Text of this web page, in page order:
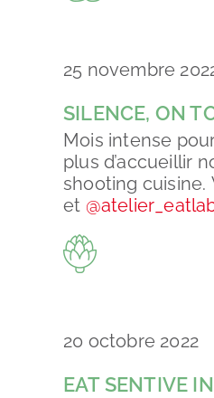
25 novembre
SILENCE, ON
Mois intense
plus d’accueillir
shooting cuisine.
et
20 octobre 2022
EAT SENTIVE